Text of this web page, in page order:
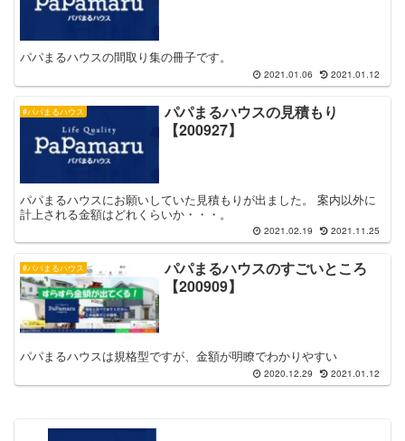
パパまるハウスの間取り集の冊子です。
2021.01.06 2021.01.12
#パパまるハウス
パパまるハウスの見積もり
【200927】
パパまるハウスにお願いしていた見積もりが出ました。 案内以外に
計上される金額はどれくらいか・・・。
2021.02.19 2021.11.25
#パパまるハウス
パパまるハウスのすごいところ
【200909】
パパまるハウスは規格型ですが、金額が明瞭でわかりやすい
2020.12.29 2021.01.12